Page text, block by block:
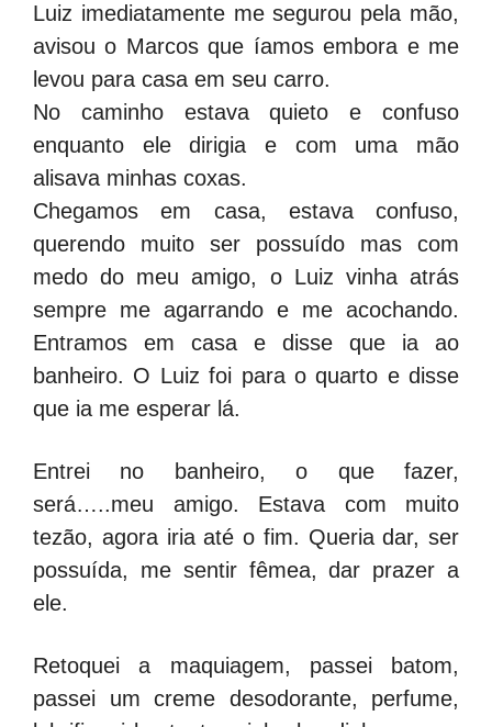
Luiz imediatamente me segurou pela mão,
avisou o Marcos que íamos embora e me
levou para casa em seu carro.
No caminho estava quieto e confuso
enquanto ele dirigia e com uma mão
alisava minhas coxas.
Chegamos em casa, estava confuso,
querendo muito ser possuído mas com
medo do meu amigo, o Luiz vinha atrás
sempre me agarrando e me acochando.
Entramos em casa e disse que ia ao
banheiro. O Luiz foi para o quarto e disse
que ia me esperar lá.
Entrei no banheiro, o que fazer,
será…..meu amigo. Estava com muito
tezão, agora iria até o fim. Queria dar, ser
possuída, me sentir fêmea, dar prazer a
ele.
Retoquei a maquiagem, passei batom,
passei um creme desodorante, perfume,